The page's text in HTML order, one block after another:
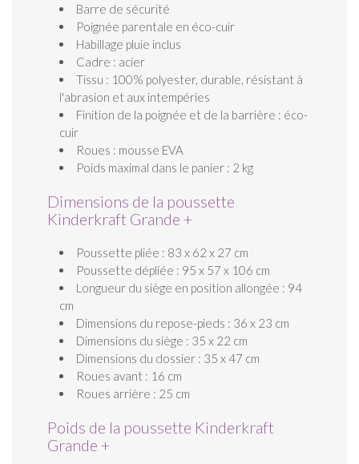
Barre de sécurité
Poignée parentale en éco-cuir
Habillage pluie inclus
Cadre : acier
Tissu : 100% polyester, durable, résistant à
l'abrasion et aux intempéries
Finition de la poignée et de la barrière : éco-
cuir
Roues : mousse EVA
Poids maximal dans le panier : 2 kg
Dimensions de la poussette
Kinderkraft Grande +
Poussette pliée : 83 x 62 x 27 cm
Poussette dépliée : 95 x 57 x 106 cm
Longueur du siège en position allongée : 94
cm
Dimensions du repose-pieds : 36 x 23 cm
Dimensions du siège : 35 x 22 cm
Dimensions du dossier : 35 x 47 cm
Roues avant : 16 cm
Roues arrière : 25 cm
Poids de la poussette Kinderkraft
Grande +